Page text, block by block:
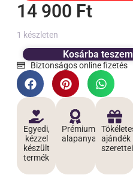
14 900 Ft
1 készleten
Kosárba teszem
Biztonságos online fizetés
Egyedi,
kézzel
készült
termék
Prémium
alapanyagokból
ajándék